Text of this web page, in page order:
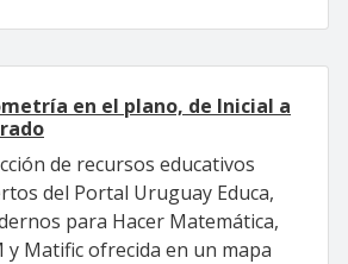
en el plano, de Inicial a
de recursos educativos
del Portal Uruguay Educa,
para Hacer Matemática,
y Matific ofrecida en un mapa